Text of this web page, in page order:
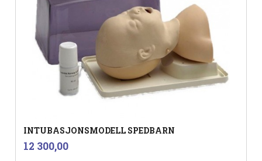
INTUBASJONSMODELL SPEDBARN
Pris
12 300,00